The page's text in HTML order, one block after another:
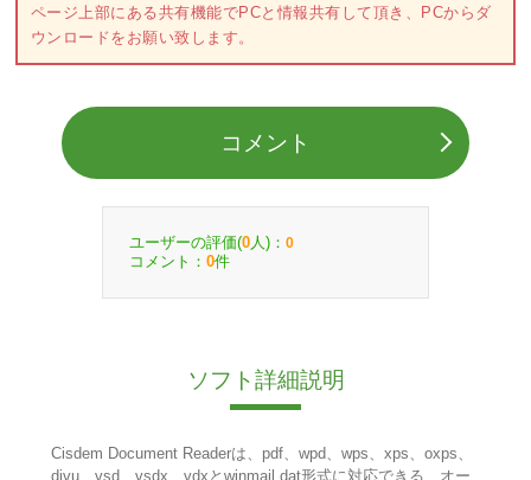
ページ上部にある共有機能でPCと情報共有して頂き、PCからダ
ウンロードをお願い致します。
コメント
ユーザーの評価(0 人)： 0
コメント： 0件
ソフト詳細説明
Cisdem Document Readerは、pdf、wpd、wps、xps、oxps、
djvu、vsd、vsdx、vdxとwinmail.dat形式に対応できる、オー